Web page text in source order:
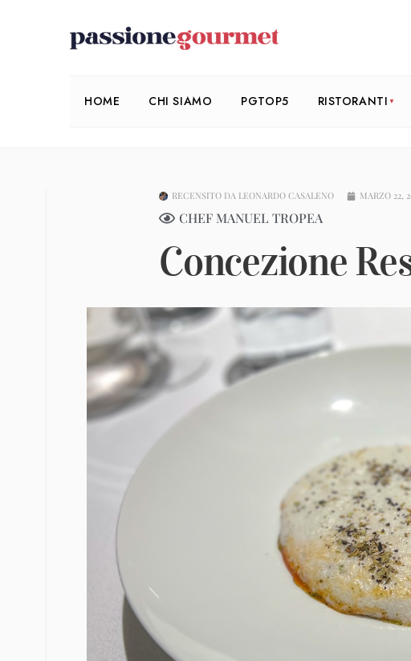
HOME CHI SIAMO PGTOP5 RISTORANTI
RECENSITO DA LEONARDO CASALENO MARZO 22,
CHEF MANUEL TROPEA
Concezione